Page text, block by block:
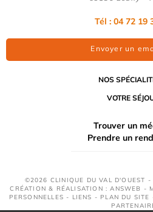
Tél : 04 72 19
Envoyer un
NOS
VOTRE
Trouver un
Prendre un
©2026 CLINIQUE DU VAL D'OUEST -
CRÉATION & RÉALISATION : ANSWEB -
PERSONNELLES - LIENS - PLAN DU SITE